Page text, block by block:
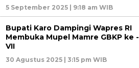
5 September 2025 | 9:18 am WIB
Bupati Karo Dampingi Wapres RI
Membuka Mupel Mamre GBKP ke -
VII
30 Agustus 2025 | 3:15 pm WIB